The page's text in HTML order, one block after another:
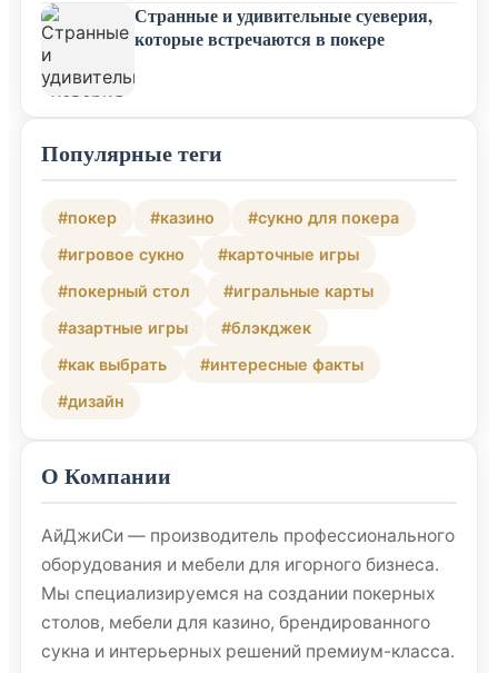
Странные и удивительные суеверия,
которые встречаются в покере
Популярные теги
#покер #казино
#сукно для покера
#игровое сукно
#карточные игры
#покерный стол
#игральные карты
#азартные игры
#блэкджек
#как выбрать
#интересные факты
#дизайн
О Компании
АйДжиСи — производитель профессионального
оборудования и мебели для игорного бизнеса.
Мы специализируемся на создании покерных
столов, мебели для казино, брендированного
сукна и интерьерных решений премиум-класса.